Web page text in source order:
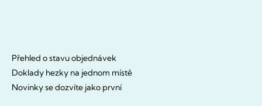
Přehled o stavu objednávek
Doklady hezky na jednom místě
Novinky se dozvíte jako první